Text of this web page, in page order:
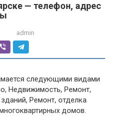
— телефон, адрес
admin
следующими видами
Недвижимость, Ремонт,
Ремонт, отделка
домов.